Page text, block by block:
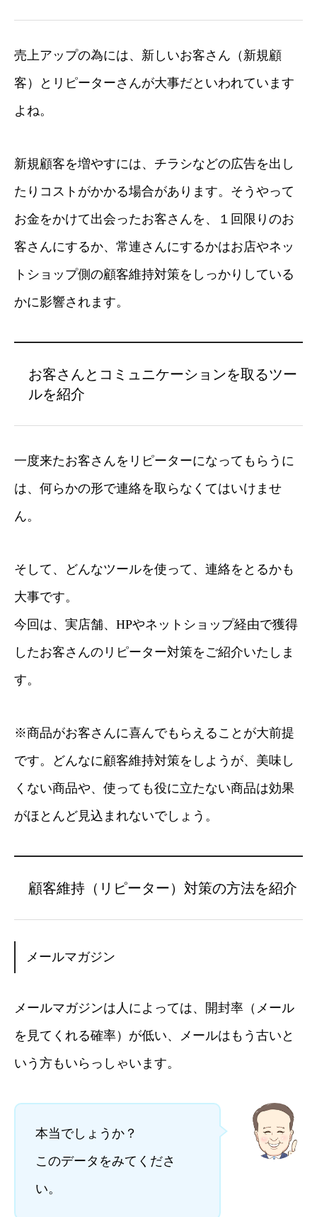
売上アップの為には、新しいお客さん（新規顧
客）とリピーターさんが大事だといわれています
よね。
新規顧客を増やすには、チラシなどの広告を出し
たりコストがかかる場合があります。そうやって
お金をかけて出会ったお客さんを、１回限りのお
客さんにするか、常連さんにするかはお店やネッ
トショップ側の顧客維持対策をしっかりしている
かに影響されます。
お客さんとコミュニケーションを取るツー
ルを紹介
一度来たお客さんをリピーターになってもらうに
は、何らかの形で連絡を取らなくてはいけませ
ん。
そして、どんなツールを使って、連絡をとるかも
大事です。
今回は、実店舗、HPやネットショップ経由で獲得
したお客さんのリピーター対策をご紹介いたしま
す。
※商品がお客さんに喜んでもらえることが大前提
です。どんなに顧客維持対策をしようが、美味し
くない商品や、使っても役に立たない商品は効果
がほとんど見込まれないでしょう。
顧客維持（リピーター）対策の方法を紹介
メールマガジン
メールマガジンは人によっては、開封率（メール
を見てくれる確率）が低い、メールはもう古いと
いう方もいらっしゃいます。
本当でしょうか？
このデータをみてくださ
い。